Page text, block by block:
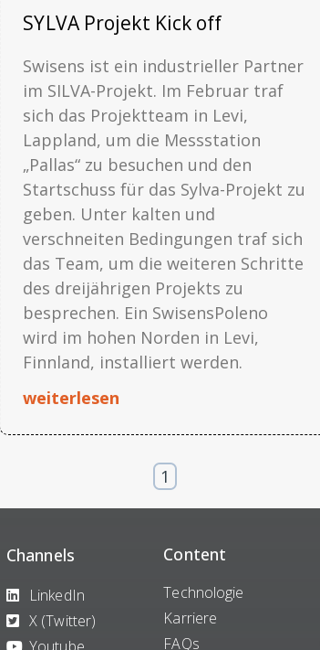
SYLVA Projekt Kick off
Swisens ist ein industrieller Partner
im SILVA-Projekt. Im Februar traf
sich das Projektteam in Levi,
Lappland, um die Messstation
„Pallas“ zu besuchen und den
Startschuss für das Sylva-Projekt zu
geben. Unter kalten und
verschneiten Bedingungen traf sich
das Team, um die weiteren Schritte
des dreijährigen Projekts zu
besprechen. Ein SwisensPoleno
wird im hohen Norden in Levi,
Finnland, installiert werden.
weiterlesen
1
Channels
LinkedIn
X (Twitter)
Content
Technologie
Karriere
FAQs